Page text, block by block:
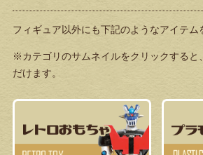
フィギュア以外にも下記のようなアイテム
※カテゴリのサムネイルをクリックすると
だけます。